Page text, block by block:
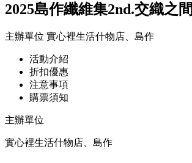
2025島作纖維集2nd.交織之間
主辦單位 實心裡生活什物店、島作
活動介紹
折扣優惠
注意事項
購票須知
主辦單位
實心裡生活什物店、島作